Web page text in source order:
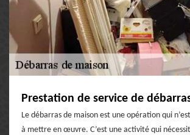
Prestation de service de
Le débarras de maison est une opération qui
à mettre en œuvre. C’est une activité qui